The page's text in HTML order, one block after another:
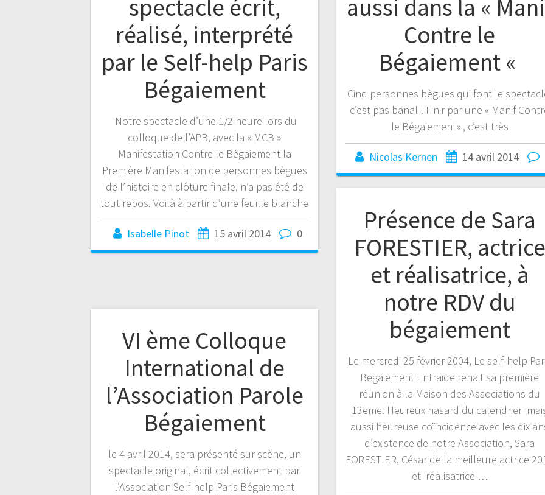
spectacle écrit,
réalisé, interprété
par le Self-help Paris
Bégaiement
Notre spectacle d’une 1/2 heure lors du
colloque de l’APB, avec la « MCB »
Manifestation Contre le Bégaiement la
Première Manifestation de personnes bègues
de l’histoire en clôture finale, n’a pas été de
tout repos. Voilà à partir d’une feuille blanche
Isabelle Pinot 15 avril 2014 0
aussi dans la «
Contre le
Bégaiement «
Cinq personnes bègues qui font le
c’est pas banal ! Finir par une « Manif
le Bégaiement« , c’est très
Nicolas Kernen 14 avril 2014
Présence de Sara
FORESTIER, actrice
et réalisatrice, à
notre RDV du
bégaiement
Le mercredi 25 février 2004, Le self-help
Begaiement Entraide tenait sa première
réunion à la Maison des Associations du
13eme. Heureux hasard du calendrier
aussi heureuse coïncidence avec les dix
d’existence de notre Association, Sara
FORESTIER, César de la meilleure actrice
et réalisatrice …
VI ème Colloque
International de
l’Association Parole
Bégaiement
le 4 avril 2014, sera présenté sur scène, un
spectacle original, écrit collectivement par
l’Association Self-help Paris Bégaiement